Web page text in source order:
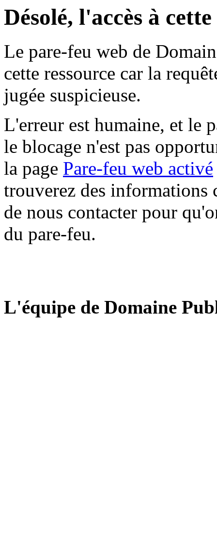
Désolé, l'accès à
Le pare-feu web de
cette ressource car la
jugée suspicieuse.
L'erreur est humaine, et le
le blocage n'est pas
la page Pare-feu web activé
trouverez des informations
de nous contacter pour
du pare-feu.
L'équipe de Domaine